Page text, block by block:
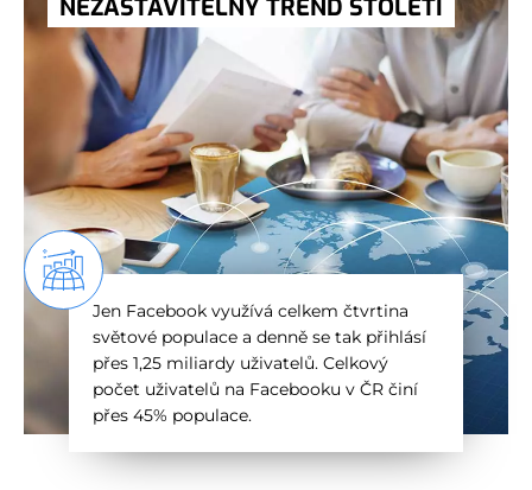
NEZASTAVITELNÝ TREND STOLETÍ
Jen Facebook využívá celkem čtvrtina
světové populace a denně se tak přihlásí
přes 1,25 miliardy uživatelů. Celkový
počet uživatelů na Facebooku v ČR činí
přes 45% populace.